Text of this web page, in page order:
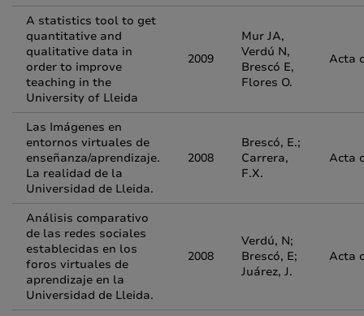
A statistics tool to get
quantitative and
qualitative data in
order to improve
teaching in the
University of Lleida
2009
Mur JA,
Verdú N,
Brescó E,
Flores O.
Acta
Las Imágenes en
entornos virtuales de
enseñanza/aprendizaje.
La realidad de la
Universidad de Lleida.
2008
Brescó, E.;
Carrera,
F.X.
Acta
Análisis comparativo
de las redes sociales
establecidas en los
foros virtuales de
aprendizaje en la
Universidad de Lleida.
2008
Verdú, N;
Brescó, E;
Juárez, J.
Acta